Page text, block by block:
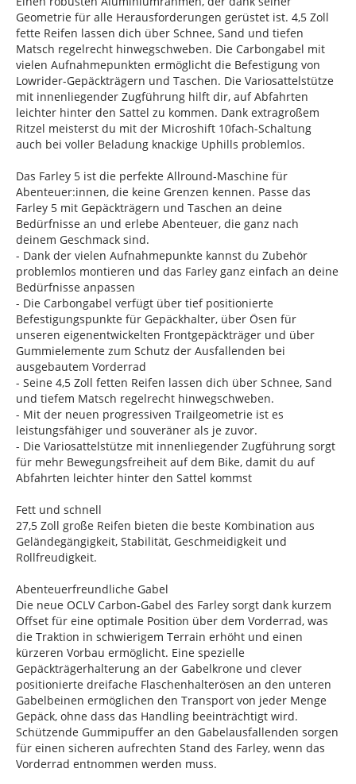
Geometrie für alle Herausforderungen gerüstet ist. 4,5 Zoll
fette Reifen lassen dich über Schnee, Sand und tiefen
Matsch regelrecht hinwegschweben. Die Carbongabel mit
vielen Aufnahmepunkten ermöglicht die Befestigung von
Lowrider-Gepäckträgern und Taschen. Die Variosattelstütze
mit innenliegender Zugführung hilft dir, auf Abfahrten
leichter hinter den Sattel zu kommen. Dank extragroßem
Ritzel meisterst du mit der Microshift 10fach-Schaltung
auch bei voller Beladung knackige Uphills problemlos.
Das Farley 5 ist die perfekte Allround-Maschine für
Abenteuer:innen, die keine Grenzen kennen. Passe das
Farley 5 mit Gepäckträgern und Taschen an deine
Bedürfnisse an und erlebe Abenteuer, die ganz nach
deinem Geschmack sind.
- Dank der vielen Aufnahmepunkte kannst du Zubehör
problemlos montieren und das Farley ganz einfach an deine
Bedürfnisse anpassen
- Die Carbongabel verfügt über tief positionierte
Befestigungspunkte für Gepäckhalter, über Ösen für
unseren eigenentwickelten Frontgepäckträger und über
Gummielemente zum Schutz der Ausfallenden bei
ausgebautem Vorderrad
- Seine 4,5 Zoll fetten Reifen lassen dich über Schnee, Sand
und tiefem Matsch regelrecht hinwegschweben.
- Mit der neuen progressiven Trailgeometrie ist es
leistungsfähiger und souveräner als je zuvor.
- Die Variosattelstütze mit innenliegender Zugführung sorgt
für mehr Bewegungsfreiheit auf dem Bike, damit du auf
Abfahrten leichter hinter den Sattel kommst
Fett und schnell
27,5 Zoll große Reifen bieten die beste Kombination aus
Geländegängigkeit, Stabilität, Geschmeidigkeit und
Rollfreudigkeit.
Abenteuerfreundliche Gabel
Die neue OCLV Carbon-Gabel des Farley sorgt dank kurzem
Offset für eine optimale Position über dem Vorderrad, was
die Traktion in schwierigem Terrain erhöht und einen
kürzeren Vorbau ermöglicht. Eine spezielle
Gepäckträgerhalterung an der Gabelkrone und clever
positionierte dreifache Flaschenhalterösen an den unteren
Gabelbeinen ermöglichen den Transport von jeder Menge
Gepäck, ohne dass das Handling beeinträchtigt wird.
Schützende Gummipuffer an den Gabelausfallenden sorgen
für einen sicheren aufrechten Stand des Farley, wenn das
Vorderrad entnommen werden muss.